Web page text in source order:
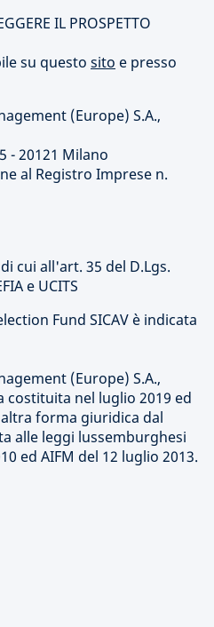
IL PROSPETTO
su questo sito e presso
(Europe) S.A.,
- 20121 Milano
al Registro Imprese n.
cui all'art. 35 del D.Lgs.
e UCITS
Fund SICAV è indicata
(Europe) S.A.,
costituita nel luglio 2019 ed
forma giuridica dal
alle leggi lussemburghesi
ed AIFM del 12 luglio 2013.